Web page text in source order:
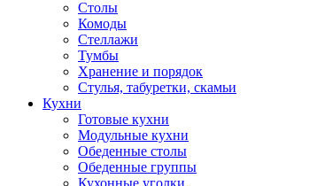
Столы
Комоды
Стеллажи
Тумбы
Хранение и порядок
Стулья, табуретки, скамьи
Кухни
Готовые кухни
Модульные кухни
Обеденные столы
Обеденные группы